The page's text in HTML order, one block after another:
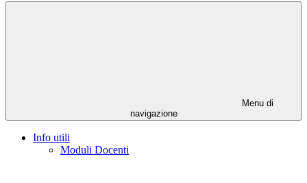
Menu di
navigazione
Info utili
Moduli Docenti